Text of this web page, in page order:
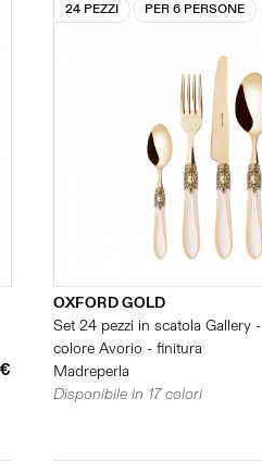
24 PEZZI PER 6 PERSONE
OXFORD GOLD
Set 24 pezzi in scatola Gallery -
colore Avorio - finitura
Madreperla
Disponibile in 17 colori